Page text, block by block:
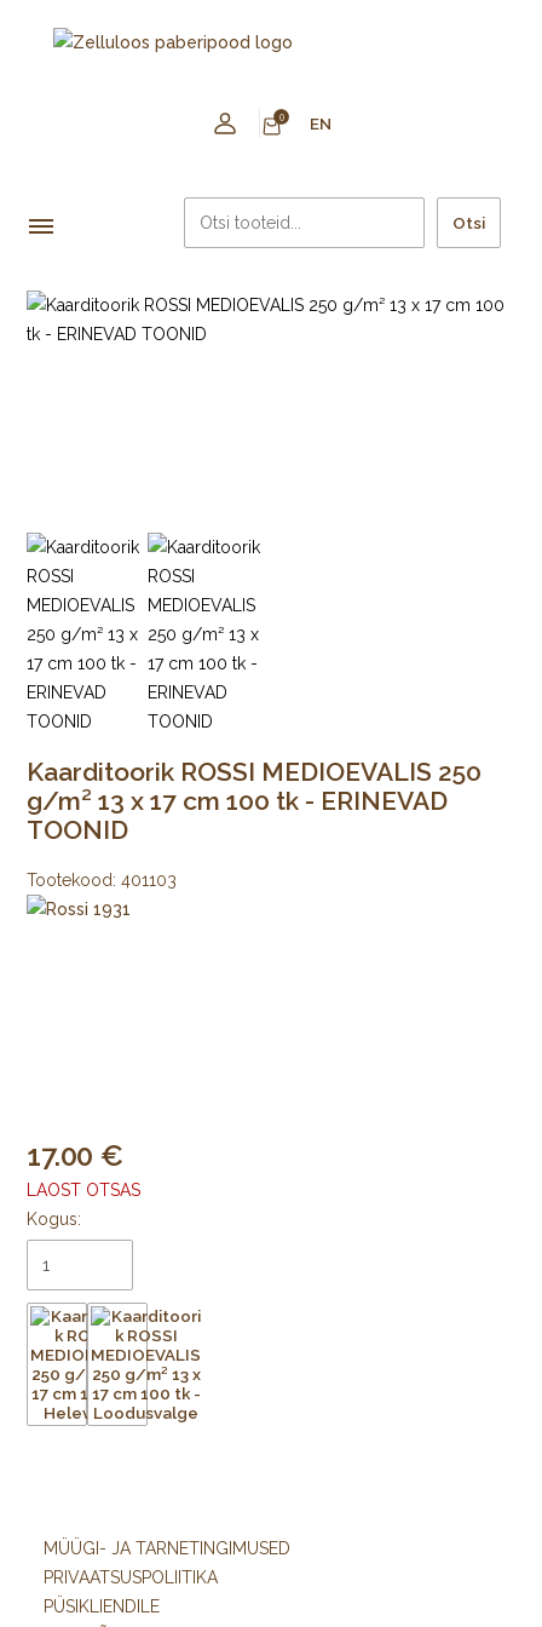
0 EN
Otsi
Kaarditoorik ROSSI MEDIOEVALIS 250
g/m² 13 x 17 cm 100 tk - ERINEVAD
TOONID
Tootekood: 401103
17.00
LAOST OTSAS
Kogus:
MÜÜGI- JA TARNETINGIMUSED
PRIVAATSUSPOLIITIKA
PÜSIKLIENDILE